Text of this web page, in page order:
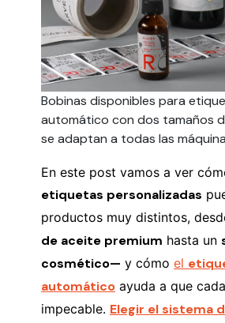
Bobinas disponibles para
automático con dos tamaños
se adaptan a todas las
En este post vamos a ver
etiquetas personalizadas
productos muy distintos,
de aceite premium hasta un
cosmético— y cómo el
automático ayuda a que
impecable. Elegir el sistema